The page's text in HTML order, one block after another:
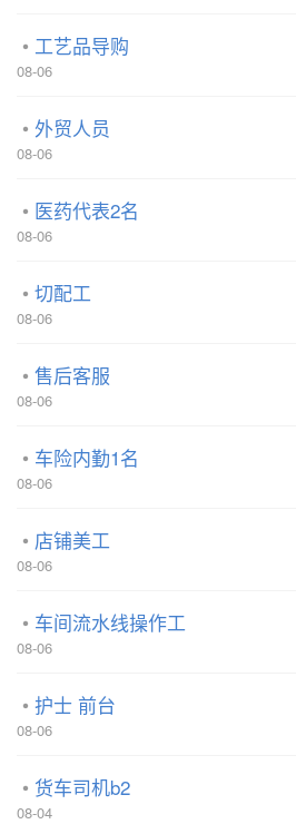
工艺品导购
08-06
外贸人员
08-06
医药代表2名
08-06
切配工
08-06
售后客服
08-06
车险内勤1名
08-06
店铺美工
08-06
车间流水线操作工
08-06
护士 前台
08-06
货车司机b2
08-04